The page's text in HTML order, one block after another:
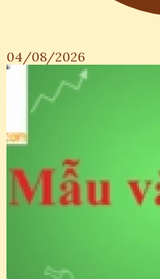
04/08/2026